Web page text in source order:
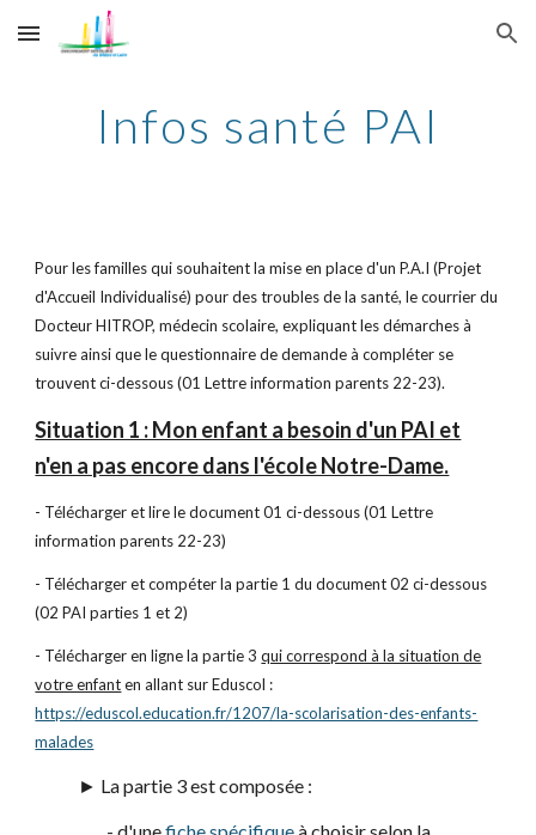
Skip to main content Skip to navigation
Infos santé PAI
Pour les familles qui souhaitent la mise en place d'un P.A.I (Projet
d'Accueil Individualisé) pour des troubles de la santé, le courrier du
Docteur HITROP, médecin scolaire, expliquant les démarches à
suivre ainsi que le questionnaire de demande à compléter se
trouvent ci-dessous (01 Lettre information parents 22-23).
Situation 1 : Mon enfant a besoin d'un PAI et
n'en a pas encore dans l'école Notre-Dame.
- Télécharger et lire le document 01 ci-dessous (01 Lettre
information parents 22-23)
- Télécharger et compéter la partie 1 du document 02 ci-dessous
(02 PAI parties 1 et 2)
- Télécharger en ligne la partie 3qui correspond à la situation de
votre enfanten allant sur Eduscol :
https://eduscol.education.fr/1207/la-scolarisation-des-enfants-
malades
► La partie 3 est composée :